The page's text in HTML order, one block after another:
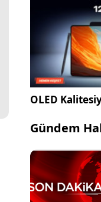
OLED
Gündem